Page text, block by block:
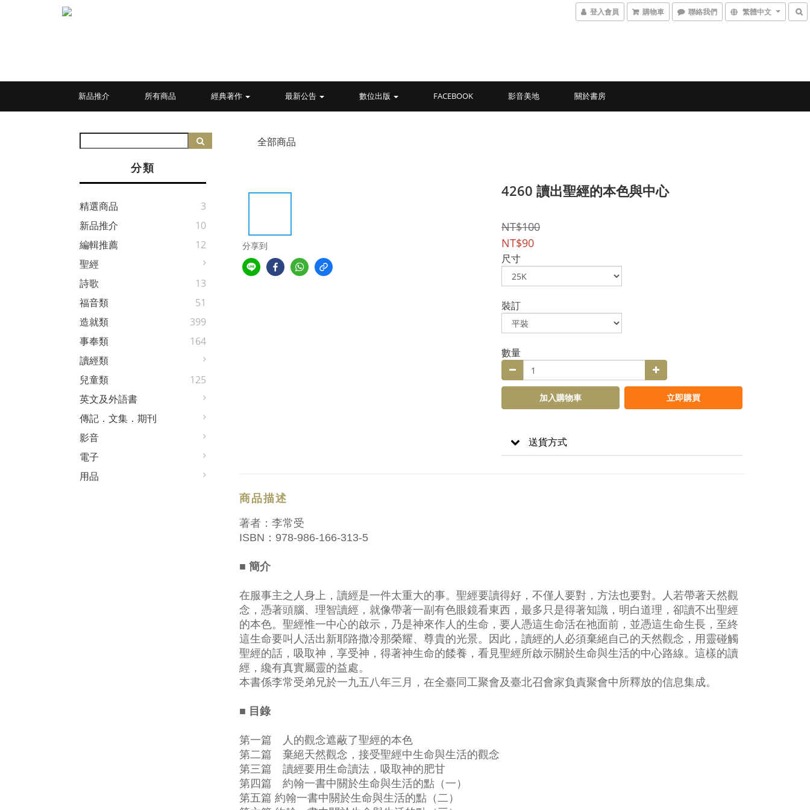
登入會員 購物車 聯絡我們 繁體中文
新品推介 所有商品 經典著作 最新公告 數位出版 FACEBOOK 影音美地 關於書房
分類
精選商品
3
新品推介
10
編輯推薦
12
聖經
詩歌
13
福音類
51
造就類
399
事奉類
164
讀經類
兒童類
125
英文及外語書
傳記．文集．期刊
影音
電子
用品
全部商品
分享到
4260 讀出聖經的本色與中心
NT$100
NT$90
尺寸
裝訂
數量
加入購物車 立即購買
送貨方式
商品描述
著者：李常受
ISBN：978-986-166-313-5
■ 簡介
在服事主之人身上，讀經是一件太重大的事。聖經要讀得好，不僅人要對，方法也要對。人若帶著天然觀
念，憑著頭腦、理智讀經，就像帶著一副有色眼鏡看東西，最多只是得著知識，明白道理，卻讀不出聖經
的本色。聖經惟一中心的啟示，乃是神來作人的生命，要人憑這生命活在祂面前，並憑這生命生長，至終
這生命要叫人活出新耶路撒冷那榮耀、尊貴的光景。因此，讀經的人必須棄絕自己的天然觀念，用靈碰觸
聖經的話，吸取神，享受神，得著神生命的餧養，看見聖經所啟示關於生命與生活的中心路線。這樣的讀
經，纔有真實屬靈的益處。
本書係李常受弟兄於一九五八年三月，在全臺同工聚會及臺北召會家負責聚會中所釋放的信息集成。
■ 目錄
第一篇 人的觀念遮蔽了聖經的本色
第二篇 棄絕天然觀念，接受聖經中生命與生活的觀念
第三篇 讀經要用生命讀法，吸取神的肥甘
第四篇 約翰一書中關於生命與生活的點（一）
第五篇 約翰一書中關於生命與生活的點（二）